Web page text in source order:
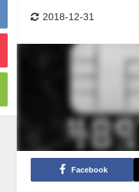
2018-12-31
Facebook